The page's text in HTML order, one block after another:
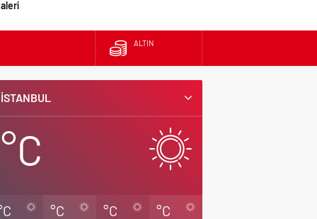
BIST
DOLAR
EURO
ALTIN
İSTANBUL
°C
°C °C °C